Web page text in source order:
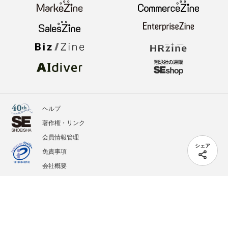
シェア
ヘルプ
著作権・リンク
会員情報管理
免責事項
会社概要